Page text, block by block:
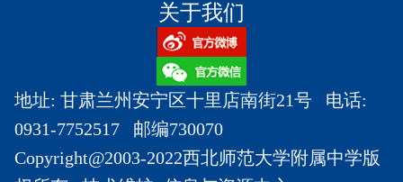
关于我们
地址: 甘肃兰州安宁区十里店南街21号 电话:
0931-7752517 邮编730070
Copyright@2003-2022西北师范大学附属中学版